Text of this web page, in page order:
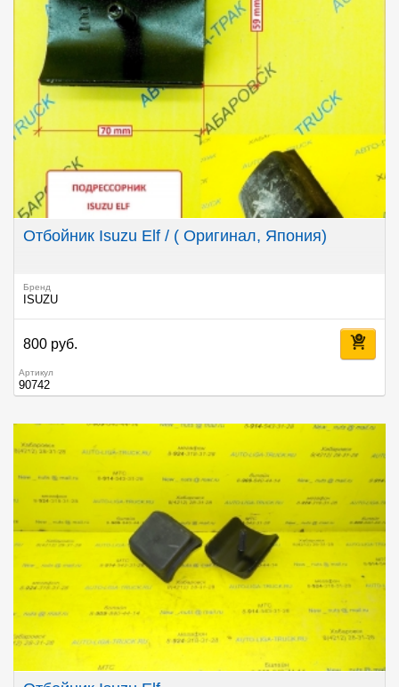
Отбойник Isuzu Elf / ( Оригинал, Япония)
Бренд
ISUZU
800 руб.
Артикул
90742